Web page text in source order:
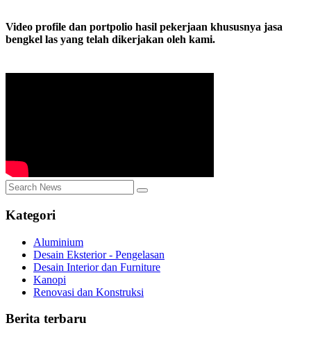
Video profile dan portpolio hasil pekerjaan khususnya jasa
bengkel las yang telah dikerjakan oleh kami.
Kategori
Aluminium
Desain Eksterior - Pengelasan
Desain Interior dan Furniture
Kanopi
Renovasi dan Konstruksi
Berita terbaru